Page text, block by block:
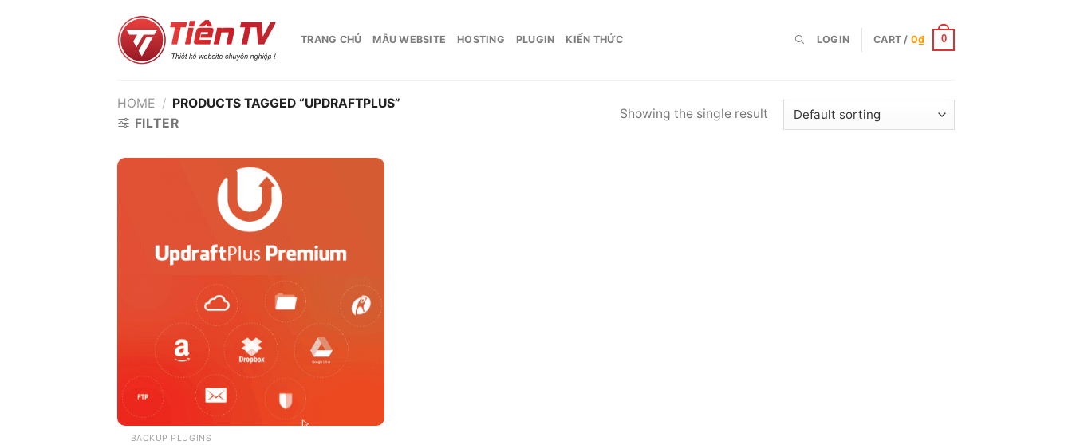
TRANG CHỦ MẪU WEBSITE HOSTING PLUGIN KIẾN THỨC LOGIN CART / 0₫ 0
HOME / PRODUCTS TAGGED “UPDRAFTPLUS”
FILTER
Showing the single result
BACKUP PLUGINS